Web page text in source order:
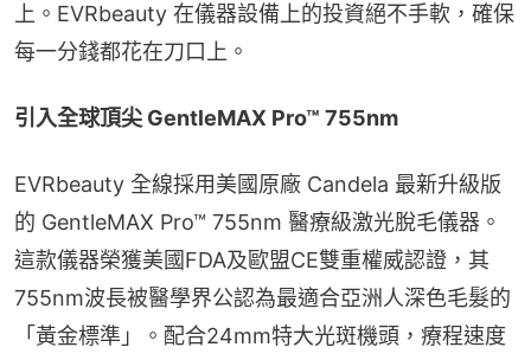
上。EVRbeauty 在儀器設備上的投資絕不手軟，確保
每一分錢都花在刀口上。
引入全球頂尖 GentleMAX Pro™ 755nm
EVRbeauty 全線採用美國原廠 Candela 最新升級版
的 GentleMAX Pro™ 755nm 醫療級激光脫毛儀器。
這款儀器榮獲美國FDA及歐盟CE雙重權威認證，其
755nm波長被醫學界公認為最適合亞洲人深色毛髮的
「黃金標準」。配合24mm特大光斑機頭，療程速度